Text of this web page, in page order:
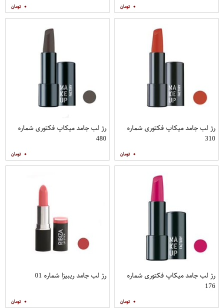
۰ ۰
رژ لب جامد میکاپ فکتوری شماره
310
۰
رژ لب جامد میکاپ فکتوری شماره
480
۰
رژ لب جامد میکاپ فکتوری شماره
176
۰
رژ لب جامد ریبیزا شماره 01
۰